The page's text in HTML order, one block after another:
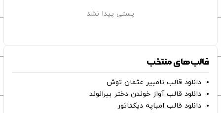
پستی پیدا نشد
قالب‌های منتخب
دانلود قالب نامبیر عثمان ‌توش
دانلود قالب آواز خوندن دختر بیرانوند
دانلود قالب امباپه دیکتاتور